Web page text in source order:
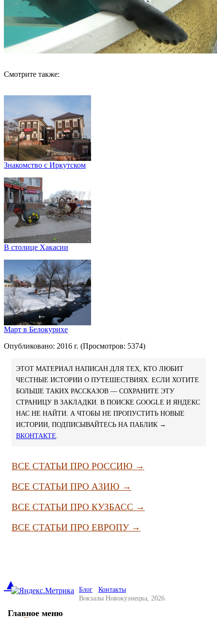
Смотрите также:
Знакомство с Иркутском
В столице Хакасии
Март в Белокурихе
Опубликовано: 2016 г. (Просмотров: 5374)
ЭТОТ МАТЕРИАЛ НАПИСАН ДЛЯ ТЕХ, КТО ЛЮБИТ
ЧЕСТНЫЕ ИСТОРИИ О ПУТЕШЕСТВИЯХ. ЕСЛИ ХОТИТЕ
БОЛЬШЕ ТАКИХ РАССКАЗОВ — СОХРАНИТЕ ЭТУ
СТРАНИЦУ В ЗАКЛАДКИ. В ПОИСКЕ GOOGLE И ЯНДЕКС
НАС НЕ НАЙТИ. А ЧТОБЫ НЕ ПРОПУСТИТЬ НОВЫЕ
ИСТОРИИ, ПОДПИСЫВАЙТЕСЬ НА ПАБЛИК →
ВКОНТАКТЕ.
ВСЕ СТАТЬИ ПРО РОССИЮ →
ВСЕ СТАТЬИ ПРО АЗИЮ →
ВСЕ СТАТЬИ ПРО КУЗБАСС →
ВСЕ СТАТЬИ ПРО ЕВРОПУ →
▲ Блог
Контакты
Вокзалы Новокузнецка, 2026.
Главное меню